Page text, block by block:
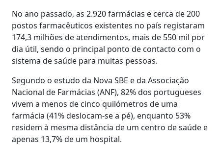
No ano passado, as 2.920 farmácias e cerca de 200
postos farmacêuticos existentes no país registaram
174,3 milhões de atendimentos, mais de 550 mil por
dia útil, sendo o principal ponto de contacto com o
sistema de saúde para muitas pessoas.
Segundo o estudo da Nova SBE e da Associação
Nacional de Farmácias (ANF), 82% dos portugueses
vivem a menos de cinco quilómetros de uma
farmácia (41% deslocam-se a pé), enquanto 53%
residem à mesma distância de um centro de saúde e
apenas 13,7% de um hospital.